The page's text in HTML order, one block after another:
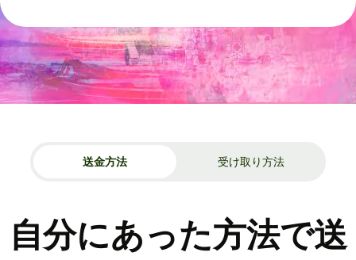
送金方法 受け取り方法
自分にあった方法で送